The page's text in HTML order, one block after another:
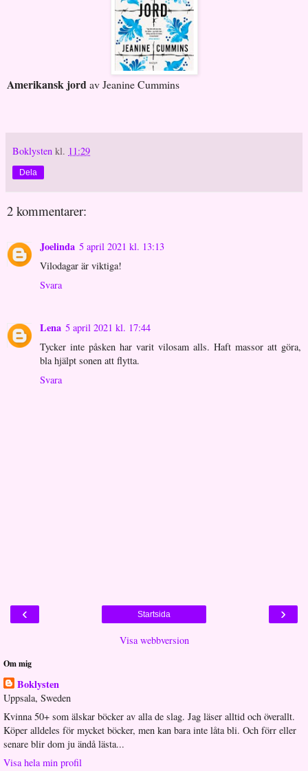
Amerikansk jordav Jeanine Cummins
Boklysten kl. 11:29
Dela
2 kommentarer:
Joelinda 5 april 2021 kl. 13:13
Vilodagar är viktiga!
Svara
Lena 5 april 2021 kl. 17:44
Tycker inte påsken har varit vilosam alls. Haft massor att göra,
bla hjälpt sonen att flytta.
Svara
‹ ›
Startsida
Visa webbversion
Om mig
Boklysten
Uppsala, Sweden
Kvinna 50+ som älskar böcker av alla de slag. Jag läser alltid och överallt.
Köper alldeles för mycket böcker, men kan bara inte låta bli. Och förr eller
senare blir dom ju ändå lästa...
Visa hela min profil